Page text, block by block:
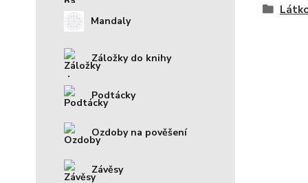
Mandaly
Záložky do knihy
Podtácky
Ozdoby na pověšení
Závěsy